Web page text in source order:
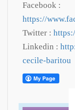
Facebook :
https://
Twitter :
Linkedin :
cecile-baritou